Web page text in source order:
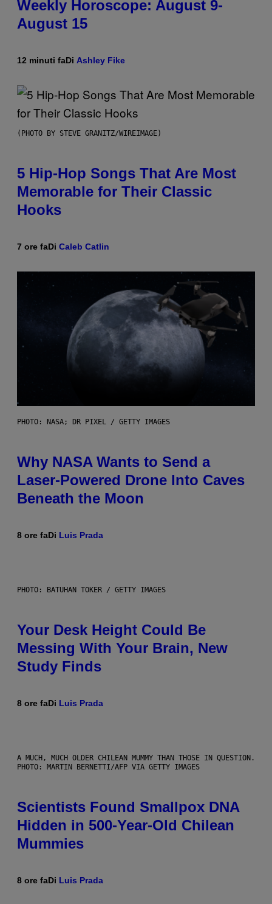
Weekly Horoscope: August 9-
August 15
12 minuti faDi Ashley Fike
(PHOTO BY STEVE GRANITZ/WIREIMAGE)
5 Hip-Hop Songs That Are Most
Memorable for Their Classic
Hooks
7 ore faDi Caleb Catlin
PHOTO: NASA; DR PIXEL / GETTY IMAGES
Why NASA Wants to Send a
Laser-Powered Drone Into Caves
Beneath the Moon
8 ore faDi Luis Prada
PHOTO: BATUHAN TOKER / GETTY IMAGES
Your Desk Height Could Be
Messing With Your Brain, New
Study Finds
8 ore faDi Luis Prada
A MUCH, MUCH OLDER CHILEAN MUMMY THAN THOSE IN QUESTION.
PHOTO: MARTIN BERNETTI/AFP VIA GETTY IMAGES
Scientists Found Smallpox DNA
Hidden in 500-Year-Old Chilean
Mummies
8 ore faDi Luis Prada